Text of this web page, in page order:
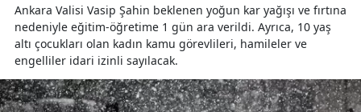
Ankara Valisi Vasip Şahin beklenen yoğun kar yağışı ve fırtına
nedeniyle eğitim-öğretime 1 gün ara verildi. Ayrıca, 10 yaş
altı çocukları olan kadın kamu görevlileri, hamileler ve
engelliler idari izinli sayılacak.